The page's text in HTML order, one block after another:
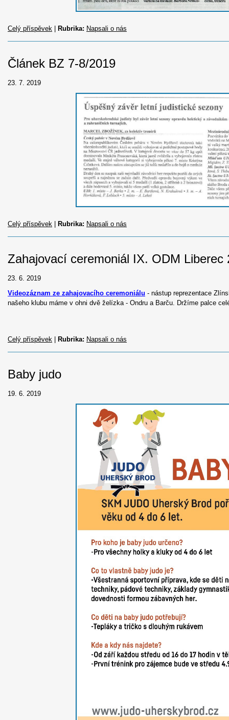
Celý příspěvek | Rubrika: Napsali o nás
Článek BZ 7-8/2019
23. 7. 2019
Celý příspěvek Rubrika: Napsali o nás
Zahajovací ceremoniál IX. ODM Liberec
23. 6. 2019
Videozáznam ze zahajovacího ceremoniálu - nástup reprezentace
našeho klubu máme v ohni dvě želízka - Ondru a Barču. Držíme palce
Celý příspěvek Rubrika: Napsali o nás
Baby judo
19. 6. 2019